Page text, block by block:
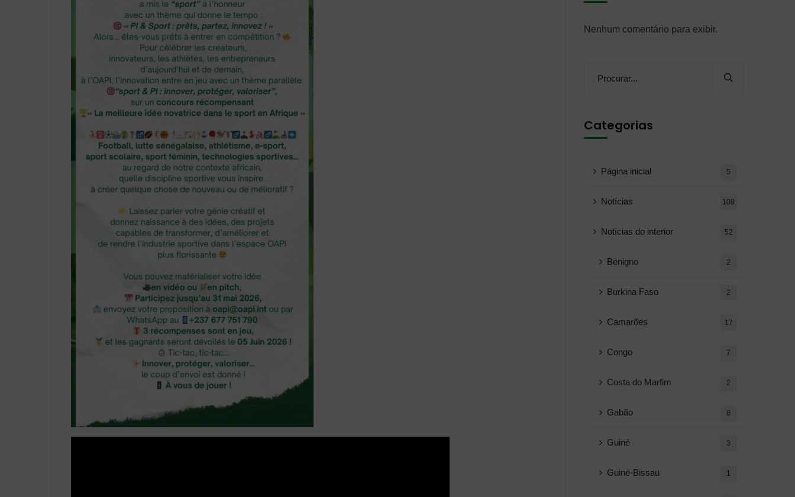
Nenhum comentário para exibir.
Categorias
Página inicial 5
Notícias 108
Notícias do interior 52
Benigno 2
Burkina Faso 2
Camarões 17
Congo 7
Costa do Marfim 2
Gabão 8
Guiné 3
Guiné-Bissau 1